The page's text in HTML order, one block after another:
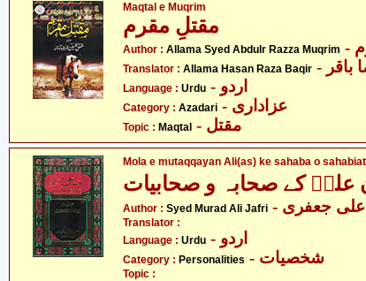
Maqtal e Muqrim
مقتلِ مقرم
Author : Allama Syed Abdulr Razza Muqrim
Translator : Allama Hasan Raza Baqir باقر
Language : Urdu - اردو
Category : Azadari - عزاداری
Topic : Maqtal - مقتل
Mola e mutaqqayan Ali(as) ke sahaba o sahabiat
علیؑ کے صحابہ و صحابیات
Author : Syed Murad Ali Jafri علی جعفری
Translator :
Language : Urdu - اردو
Category : Personalities - شخصیات
Topic :